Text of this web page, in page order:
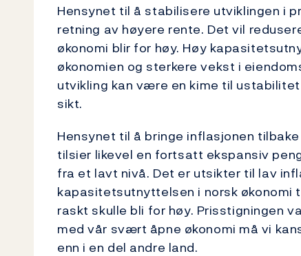
Hensynet til å stabilisere utviklingen i
retning av høyere rente. Det vil
økonomi blir for høy. Høy
økonomien og sterkere vekst i
utvikling kan være en kime til
sikt.
Hensynet til å bringe inflasjonen
tilsier likevel en fortsatt ekspansiv
fra et lavt nivå. Det er utsikter til lav
kapasitetsutnyttelsen i norsk økonomi
raskt skulle bli for høy. Prisstigningen
med vår svært åpne økonomi må vi
enn i en del andre land.